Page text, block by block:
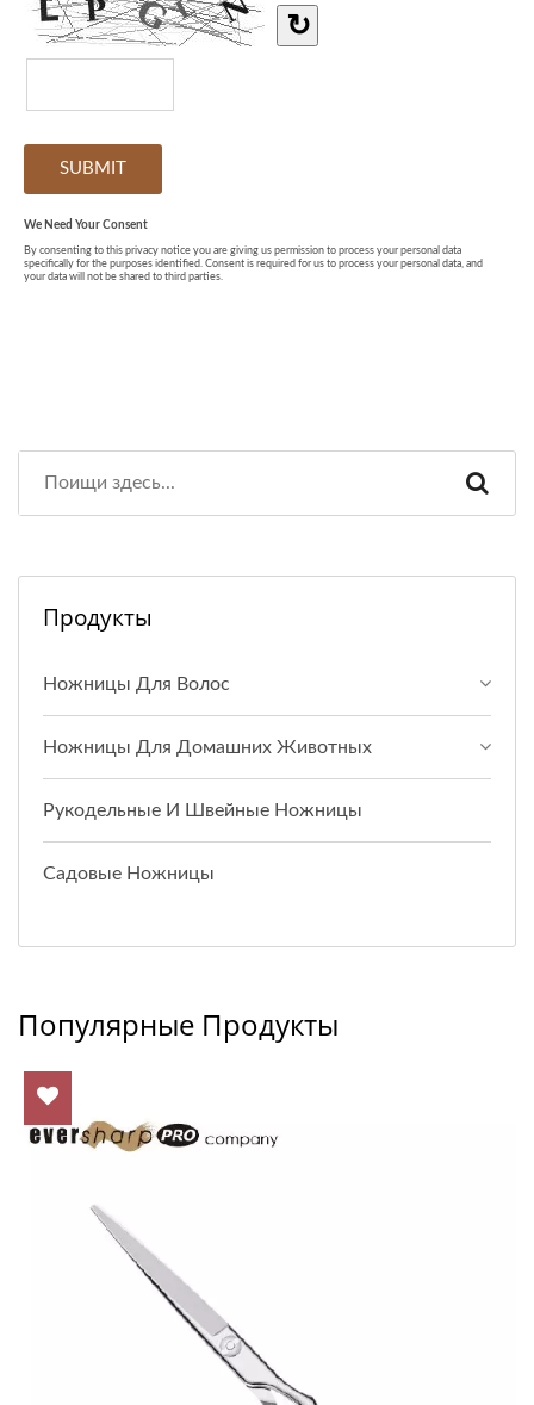
Продукты
Ножницы Для Волос
Ножницы Для Домашних Животных
Рукодельные И Швейные Ножницы
Садовые Ножницы
Популярные Продукты